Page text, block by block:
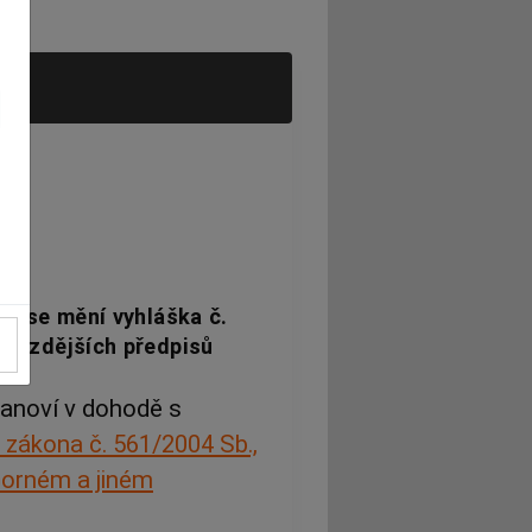
se mění vyhláška č.
předpisů
v dohodě s
č. 561/2004 Sb.,
a jiném